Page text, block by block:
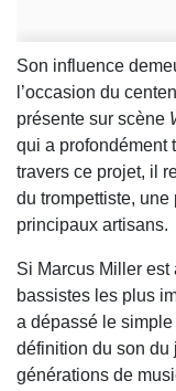
Son influence
l’occasion du
présente sur scène
qui a profondément
travers ce projet, il
du trompettiste, une
principaux artisans.
Si Marcus Miller est
bassistes les plus
a dépassé le simple
définition du son du
générations de